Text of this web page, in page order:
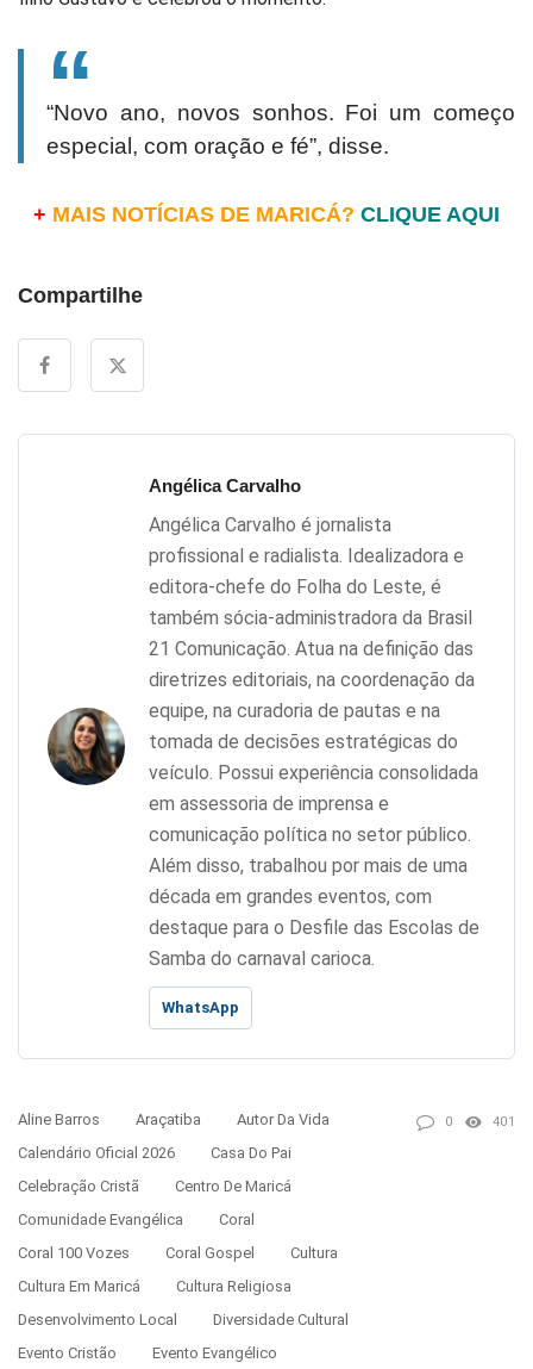
“Novo ano, novos sonhos. Foi um começo
especial, com oração e fé”, disse.
+ MAIS NOTÍCIAS DE MARICÁ? CLIQUE AQUI
Compartilhe
Angélica Carvalho
Angélica Carvalho é jornalista
profissional e radialista. Idealizadora e
editora-chefe do Folha do Leste, é
também sócia-administradora da Brasil
21 Comunicação. Atua na definição das
diretrizes editoriais, na coordenação da
equipe, na curadoria de pautas e na
tomada de decisões estratégicas do
veículo. Possui experiência consolidada
em assessoria de imprensa e
comunicação política no setor público.
Além disso, trabalhou por mais de uma
década em grandes eventos, com
destaque para o Desfile das Escolas de
Samba do carnaval carioca.
WhatsApp
Aline Barros Araçatiba
Autor Da Vida
Calendário Oficial 2026
Casa Do Pai
Celebração Cristã
Centro De Maricá
Comunidade Evangélica
Coral
Coral 100 Vozes
Coral Gospel
Cultura
Cultura Em Maricá
Cultura Religiosa
Desenvolvimento Local
Diversidade Cultural
Evento Cristão
Evento Evangélico
0 401